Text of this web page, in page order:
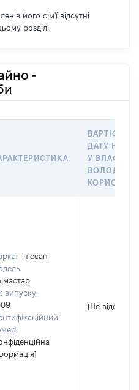
його сім'ї відсутні
розділі.
-
ВАРТІСТЬ
ДАТУ
У
ніссан
випуску:
[Не відомо]